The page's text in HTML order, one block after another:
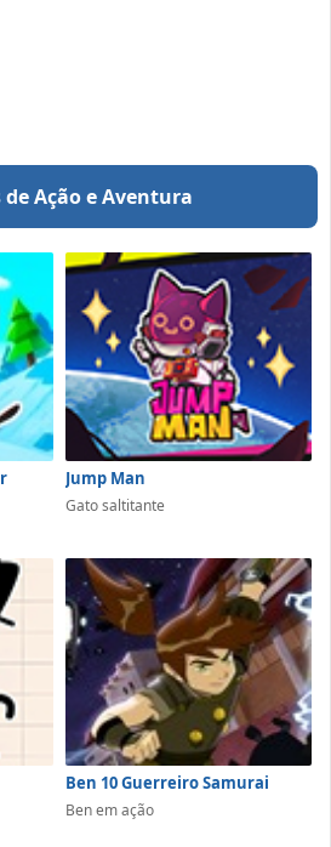
de Ação e Aventura
Jump Man
Gato saltitante
Ben 10 Guerreiro Samurai
Ben em ação